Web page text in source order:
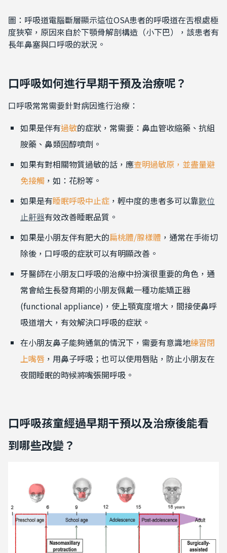
圖：呼吸道電腦斷層顯示這位OSA患者的呼吸道在舌根處極
度狹窄，原因來自於下顎骨解剖構造（小下巴），該患者有
長年鼻塞與口呼吸的狀況。
口呼吸如何進行早期干預及治療呢？
口呼吸常常需要針對病因進行治療：
如果是伴有過敏的症狀，常需要：鼻血管收縮藥、抗組
胺藥、鼻類固醇噴劑。
如果有對相關物質過敏的話，應查明過敏原，並盡量避
免接觸 ，如：花粉等。
如果是有睡眠呼吸中止症 ，輕中度的患者多可以靠數位
止鼾器有效改善睡眠品質。
如果是小朋友伴有肥大的扁桃體/腺樣體 ，通常在手術切
除後，口呼吸的症狀可以有明顯改善。
牙醫師在小朋友口呼吸的治療中扮演很重要的角色，通
常會給生長發育期的小朋友佩戴一種功能矯正器
(functional appliance)，使上顎寬度增大，間接使鼻呼
吸道增大，有效解決口呼吸的症狀。
在小朋友鼻子能夠通氣的情況下，需要有意識地練習閉
上嘴唇 ，用鼻子呼吸；也可以使用唇貼，防止小朋友在
夜間睡眠的時候將嘴張開呼吸。
口呼吸孩童經過早期干預以及治療後能看
到哪些改變？